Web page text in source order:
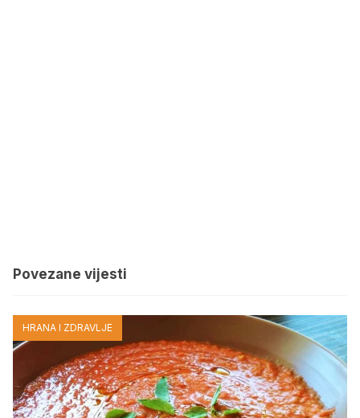
Povezane vijesti
HRANA I ZDRAVLJE